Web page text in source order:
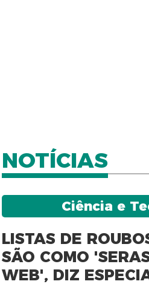
NOTÍCIAS
Ciência e
LISTAS DE
SÃO COMO
WEB', DIZ